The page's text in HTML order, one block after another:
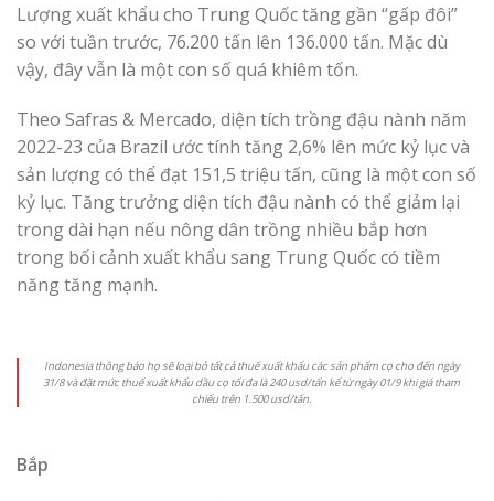
Lượng xuất khẩu cho Trung Quốc tăng gần “gấp đôi”
so với tuần trước, 76.200 tấn lên 136.000 tấn. Mặc dù
vậy, đây vẫn là một con số quá khiêm tốn.
Theo Safras & Mercado, diện tích trồng đậu nành năm
2022-23 của Brazil ước tính tăng 2,6% lên mức kỷ lục và
sản lượng có thể đạt 151,5 triệu tấn, cũng là một con số
kỷ lục. Tăng trưởng diện tích đậu nành có thể giảm lại
trong dài hạn nếu nông dân trồng nhiều bắp hơn
trong bối cảnh xuất khẩu sang Trung Quốc có tiềm
năng tăng mạnh.
Indonesia thông báo họ sẽ loại bỏ tất cả thuế xuất khẩu các sản phẩm cọ cho đến ngày
31/8 và đặt mức thuế xuất khẩu dầu cọ tối đa là 240 usd/tấn kể từ ngày 01/9 khi giá tham
chiếu trên 1.500 usd/tấn.
Bắp